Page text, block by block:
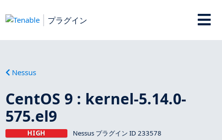
プラグイン
Nessus
CentOS 9 : kernel-5.14.0-
575.el9
HIGH Nessus プラグイン ID 233578